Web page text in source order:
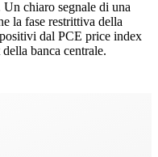
chiaro segnale di una
la fase restrittiva della
dal PCE price index
banca centrale.